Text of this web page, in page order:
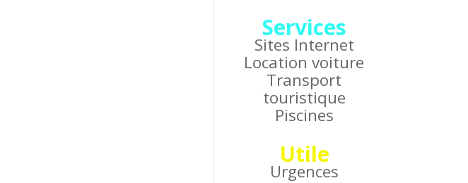
Services
Sites Internet
Location voiture
Transport
touristique
Piscines
Utile
Urgences